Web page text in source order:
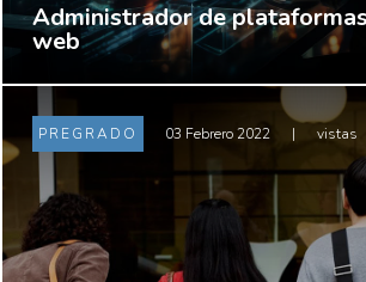
Administrador de
web
PREGRADO 03 Febrero 2022 | vistas